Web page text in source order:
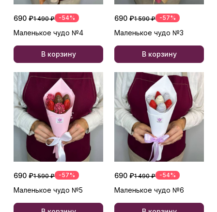
690 ₽1 490 ₽ -54%
Маленькое чудо №4
В корзину
690 ₽1 590 ₽ -57%
Маленькое чудо №3
В корзину
690 ₽1 590 ₽ -57%
Маленькое чудо №5
690 ₽1 490 ₽ -54%
Маленькое чудо №6